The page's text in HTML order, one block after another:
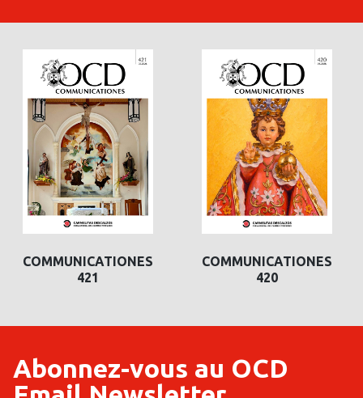
COMMUNICATIONES
421
COMMUNICATIONES
420
Abonnez-vous au OCD